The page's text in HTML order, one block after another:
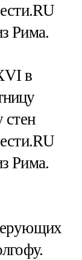
Рима.
в
стен
Рима.